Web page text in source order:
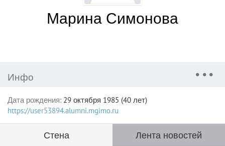
Марина Симонова
Инфо
Дата рождения: 29 октября 1985 (40 лет)
https://user53894.alumni.mgimo.ru
Стена Лента новостей